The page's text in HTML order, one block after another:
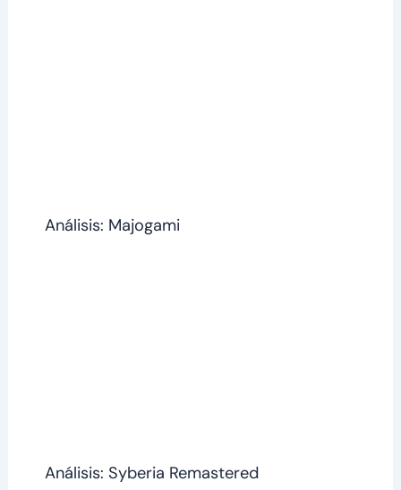
Análisis: Majogami
Análisis: Syberia Remastered